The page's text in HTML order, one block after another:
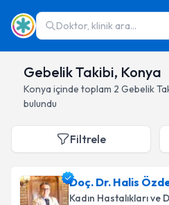
Doktor, klinik ara...
Gebelik Takibi, Konya
Konya içinde toplam 2 Gebelik
bulundu
Filtrele
Doç. Dr. Halis
Kadın Hastalıkları ve